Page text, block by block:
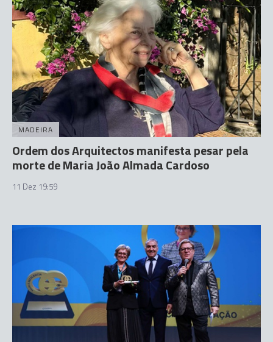
MADEIRA
Ordem dos Arquitectos manifesta pesar pela
morte de Maria João Almada Cardoso
11 Dez 19:59